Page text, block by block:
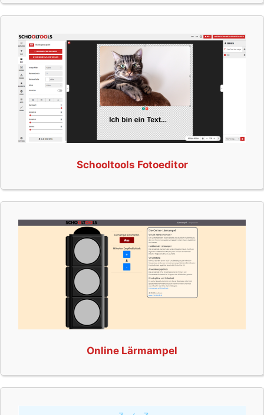
Schooltools Fotoeditor
Online Lärmampel